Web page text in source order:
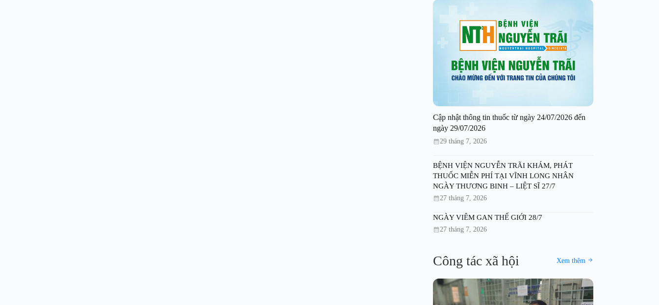
Cập nhật thông tin thuốc từ ngày 24/07/2026 đến
ngày 29/07/2026
29 tháng 7, 2026
BỆNH VIỆN NGUYỄN TRÃI KHÁM, PHÁT
THUỐC MIỄN PHÍ TẠI VĨNH LONG NHÂN
NGÀY THƯƠNG BINH – LIỆT SĨ 27/7
27 tháng 7, 2026
NGÀY VIÊM GAN THẾ GIỚI 28/7
27 tháng 7, 2026
Công tác xã hội Xem thêm